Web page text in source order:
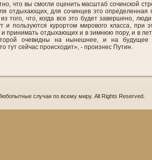
что вы смогли оценить масштаб сочинской
отдыхающих, для сочинцев это определенная
того, что, когда все это будет завершено,
и пользуются курортом мирового класса, при
принимать отдыхающих и в зимнюю пору, и в
очевидны на нынешнее, и на
тут сейчас происходит», - произнес Путин.
случаи по всему миру. All Rights Reserved.